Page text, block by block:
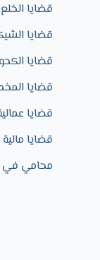
قضايا
قضايا
قضايا
قضايا
قضايا
قضايا
محامي في